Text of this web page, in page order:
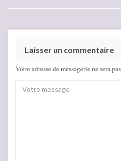
Laisser un commentaire
Votre adresse de messagerie ne sera